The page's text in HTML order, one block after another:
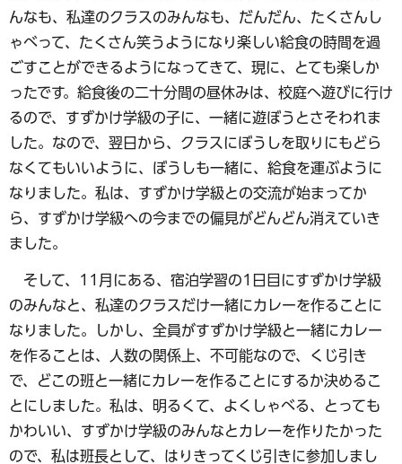
んなも、私達のクラスのみんなも、だんだん、たくさんし
ゃべって、たくさん笑うようになり楽しい給食の時間を過
ごすことができるようになってきて、現に、とても楽しか
ったです。給食後の二十分間の昼休みは、校庭へ遊びに行け
るので、すずかけ学級の子に、一緒に遊ぼうとさそわれま
した。なので、翌日から、クラスにぼうしを取りにもどら
なくてもいいように、ぼうしも一緒に、給食を運ぶように
なりました。私は、すずかけ学級との交流が始まってか
ら、すずかけ学級への今までの偏見がどんどん消えていき
ました。
そして、11月にある、宿泊学習の1日目にすずかけ学級
のみんなと、私達のクラスだけ一緒にカレーを作ることに
なりました。しかし、全員がすずかけ学級と一緒にカレー
を作ることは、人数の関係上、不可能なので、くじ引き
で、どこの班と一緒にカレーを作ることにするか決めるこ
とにしました。私は、明るくて、よくしゃべる、とっても
かわいい、すずかけ学級のみんなとカレーを作りたかった
ので、私は班長として、はりきってくじ引きに参加しまし